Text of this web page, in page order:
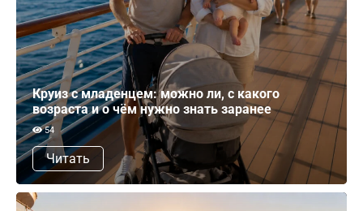
Круиз с младенцем: можно ли, с какого
возраста и о чём нужно знать заранее
54
Читать